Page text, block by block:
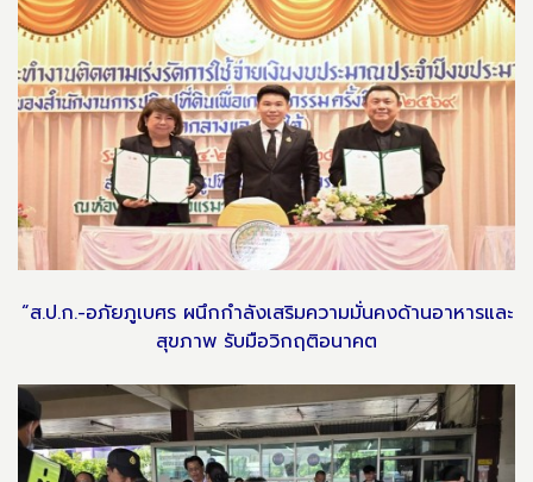
“ส.ป.ก.-อภัยภูเบศร ผนึกกำลังเสริมความมั่นคงด้านอาหารและ
สุขภาพ รับมือวิกฤติอนาคต